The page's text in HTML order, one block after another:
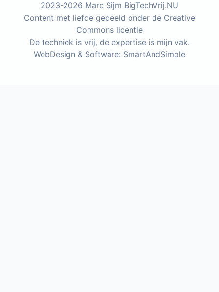
2023-2026 Marc Sijm BigTechVrij.NU
Content met liefde gedeeld onder de Creative
Commons licentie
De techniek is vrij, de expertise is mijn vak.
WebDesign & Software: SmartAndSimple